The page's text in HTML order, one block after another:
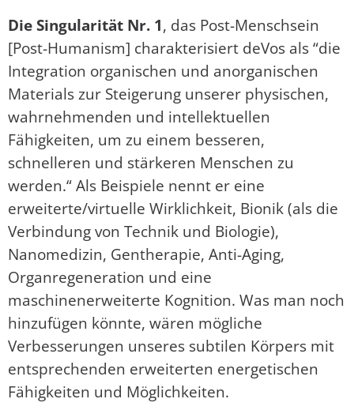
Die Singularität Nr. 1, das Post-Menschsein
[Post-Humanism] charakterisiert deVos als “die
Integration organischen und anorganischen
Materials zur Steigerung unserer physischen,
wahrnehmenden und intellektuellen
Fähigkeiten, um zu einem besseren,
schnelleren und stärkeren Menschen zu
werden.“ Als Beispiele nennt er eine
erweiterte/virtuelle Wirklichkeit, Bionik (als die
Verbindung von Technik und Biologie),
Nanomedizin, Gentherapie, Anti-Aging,
Organregeneration und eine
maschinenerweiterte Kognition. Was man noch
hinzufügen könnte, wären mögliche
Verbesserungen unseres subtilen Körpers mit
entsprechenden erweiterten energetischen
Fähigkeiten und Möglichkeiten.